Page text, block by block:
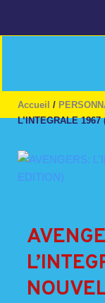
Accueil /
L’INTEGRALE